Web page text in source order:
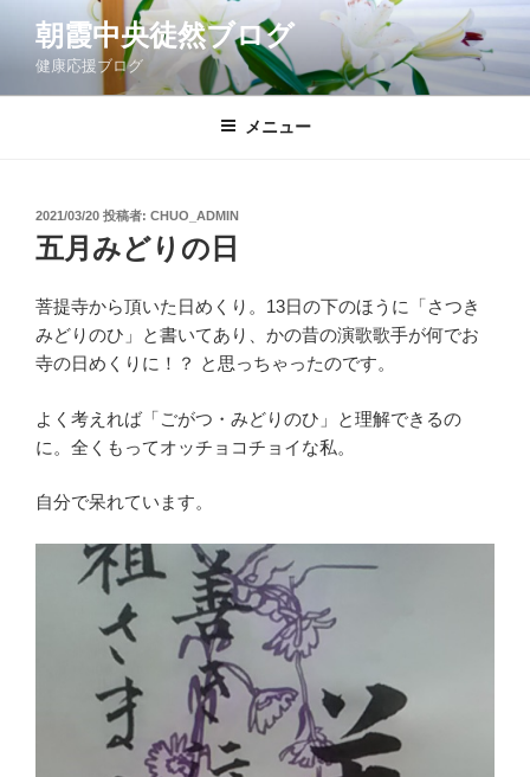
ン
朝霞中央徒然ブログ
健康応援ブログ
メニュー
投
稿
日:
2021/03/20 投稿者: CHUO_ADMIN
五月みどりの日
菩提寺から頂いた日めくり。13日の下のほうに「さつき
みどりのひ」と書いてあり、かの昔の演歌歌手が何でお
寺の日めくりに！？ と思っちゃったのです。
よく考えれば「ごがつ・みどりのひ」と理解できるの
に。全くもってオッチョコチョイな私。
自分で呆れています。